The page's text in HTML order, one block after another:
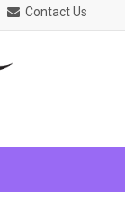
Contact Us